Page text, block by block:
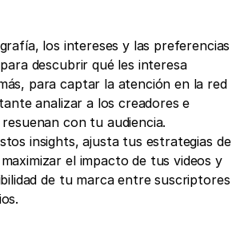
los intereses y las preferencias
descubrir qué les interesa
para captar la atención en la red
analizar a los creadores e
con tu audiencia.
insights, ajusta tus estrategias de
el impacto de tus videos y
de tu marca entre suscriptores